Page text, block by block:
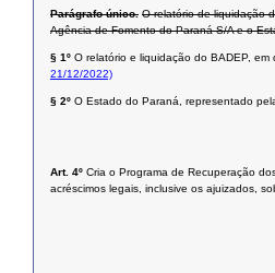
Parágrafo único. O relatório de liquidação
Agência de Fomento do Paraná S/A e o
§ 1º O relatório e liquidação do BADEP,
21/12/2022)
§ 2º O Estado do Paraná, representado
Art. 4º Cria o Programa de Recuperação
acréscimos legais, inclusive os ajuizados,